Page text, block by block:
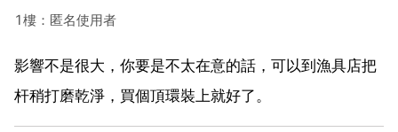
1樓：匿名使用者
影響不是很大，你要是不太在意的話，可以到漁具店把
杆稍打磨乾淨，買個頂環裝上就好了。